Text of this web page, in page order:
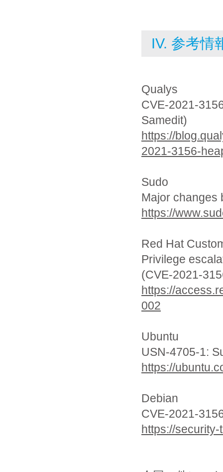
IV. 参考情
Qualys
CVE-2021-
Samedit)
https://
2021-3156-
Sudo
Major changes
https://
Red Hat
Privilege
(CVE-2021-
https://
002
Ubuntu
USN-4705-1:
https://
Debian
CVE-2021-
https://